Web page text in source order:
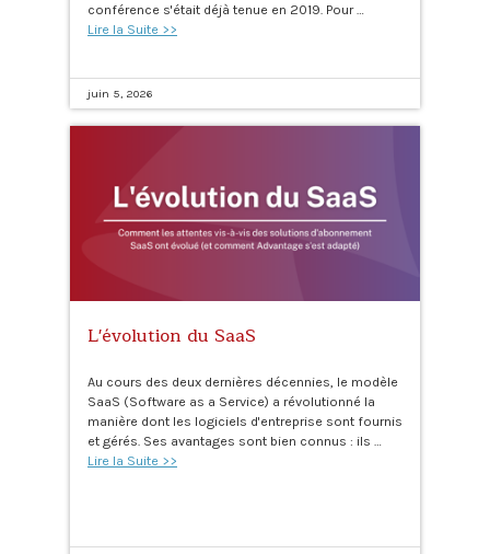
conférence s'était déjà tenue en 2019. Pour …
Lire la Suite >>
juin 5, 2026
L'évolution du SaaS
Au cours des deux dernières décennies, le modèle
SaaS (Software as a Service) a révolutionné la
manière dont les logiciels d'entreprise sont fournis
et gérés. Ses avantages sont bien connus : ils …
Lire la Suite >>